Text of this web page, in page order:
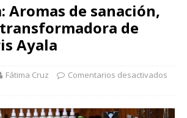
Aromas de sanación,
de
Ayala
Fátima Cruz Comentarios desactivados